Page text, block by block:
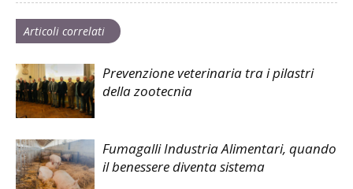
Articoli correlati
Prevenzione veterinaria tra i pilastri
della zootecnia
Fumagalli Industria Alimentari, quando
il benessere diventa sistema